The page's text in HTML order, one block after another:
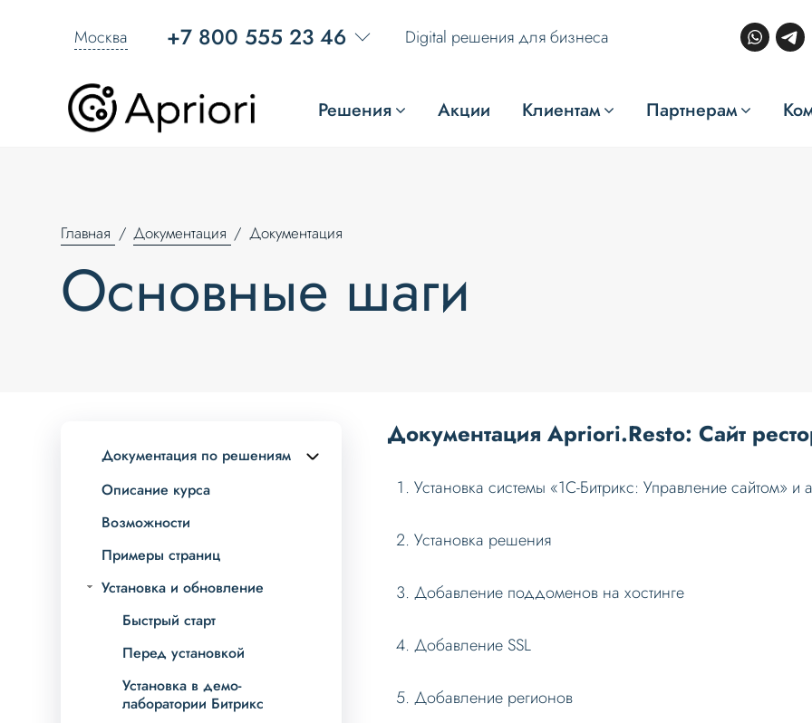
Москва +7 800 555 23 46 Digital решения для бизнеса
Решения Акции Клиентам Партнерам
Главная Документация Документация
Основные шаги
Документация по решениям
Описание курса
Возможности
Примеры страниц
Установка и обновление
Быстрый старт
Перед установкой
Установка в демо-
лаборатории Битрикс
Документация Apriori.Resto: Сайт
Установка системы «1С-Битрикс: Управление сайтом» и
Установка решения
Добавление поддоменов на хостинге
Добавление SSL
Добавление регионов